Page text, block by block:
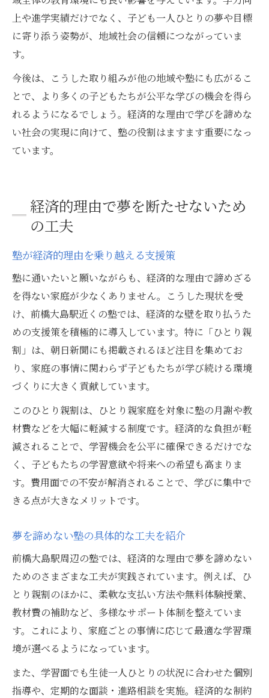
上や進学実績だけでなく、子ども一人ひとりの夢や目標
に寄り添う姿勢が、地域社会の信頼につながっていま
す。
今後は、こうした取り組みが他の地域や塾にも広がるこ
とで、より多くの子どもたちが公平な学びの機会を得ら
れるようになるでしょう。経済的な理由で学びを諦めな
い社会の実現に向けて、塾の役割はますます重要になっ
ています。
経済的理由で夢を断たせないため
の工夫
塾が経済的理由を乗り越える支援策
塾に通いたいと願いながらも、経済的な理由で諦めざる
を得ない家庭が少なくありません。こうした現状を受
け、前橋大島駅近くの塾では、経済的な壁を取り払うた
めの支援策を積極的に導入しています。特に「ひとり親
割」は、朝日新聞にも掲載されるほど注目を集めてお
り、家庭の事情に関わらず子どもたちが学び続ける環境
づくりに大きく貢献しています。
このひとり親割は、ひとり親家庭を対象に塾の月謝や教
材費などを大幅に軽減する制度です。経済的な負担が軽
減されることで、学習機会を公平に確保できるだけでな
く、子どもたちの学習意欲や将来への希望も高まりま
す。費用面での不安が解消されることで、学びに集中で
きる点が大きなメリットです。
夢を諦めない塾の具体的な工夫を紹介
前橋大島駅周辺の塾では、経済的な理由で夢を諦めない
ためのさまざまな工夫が実践されています。例えば、ひ
とり親割のほかに、柔軟な支払い方法や無料体験授業、
教材費の補助など、多様なサポート体制を整えていま
す。これにより、家庭ごとの事情に応じて最適な学習環
境が選べるようになっています。
また、学習面でも生徒一人ひとりの状況に合わせた個別
指導や、定期的な面談・進路相談を実施。経済的な制約